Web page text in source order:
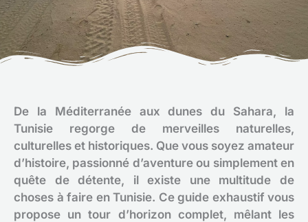
De la Méditerranée aux dunes du Sahara, la
Tunisie regorge de merveilles naturelles,
culturelles et historiques. Que vous soyez amateur
d’histoire, passionné d’aventure ou simplement en
quête de détente, il existe une multitude de
choses à faire en Tunisie. Ce guide exhaustif vous
propose un tour d’horizon complet, mêlant les